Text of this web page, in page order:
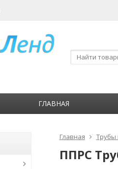
ГЛАВНАЯ
Главная Трубы
ППРС